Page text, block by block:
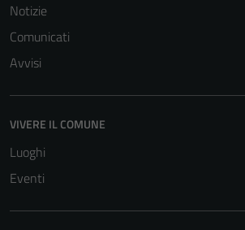
Notizie
Comunicati
Avvisi
VIVERE IL COMUNE
Luoghi
Eventi